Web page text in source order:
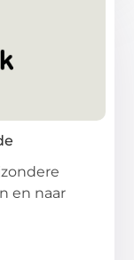
en naar